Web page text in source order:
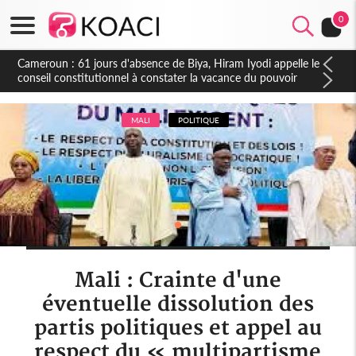
0
Côte d'Ivoire : Fin de la pagaille au PDCI-RDA, Lessiehi bannit
les mouvements sauvages
MALI POLITIQUE
Mali : Crainte d'une
éventuelle dissolution des
partis politiques et appel au